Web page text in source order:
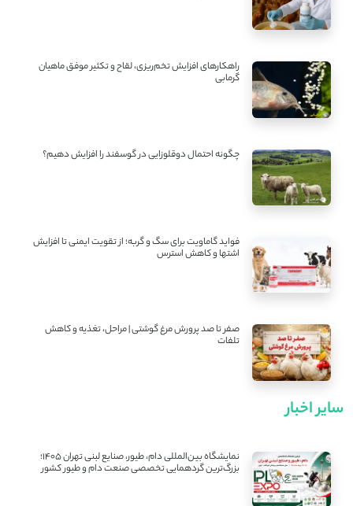
راهکارهای افزایش تخم‌ریزی، لقاح و تکثیر موفق ماهیان
گرمابی
چگونه احتمال دوقلوزایی در گوسفند را افزایش دهیم؟
فواید گاماویت برای سگ و گربه؛ از تقویت ایمنی تا افزایش
اشتها و کاهش استرس
صفر تا صد پرورش مرغ گوشتی | مراحل، تغذیه و کاهش
تلفات
سایر اخبار
نمایشگاه بین‌المللی دام، طیور، صنایع لبنی تهران ۱۴۰۵؛
بزرگ‌ترین گردهمایی تخصصی صنعت دام و طیور کشور